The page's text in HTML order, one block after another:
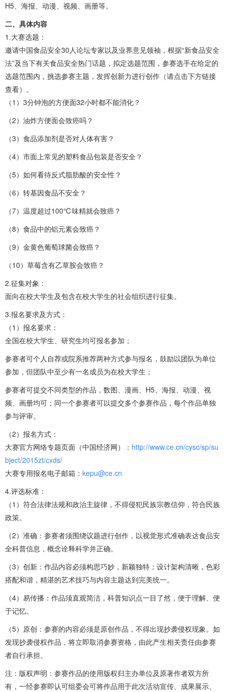
H5、海报、动漫、视频、画册等。
二、具体内容
1.大赛选题：
邀请中国食品安全30人论坛专家以及业界意见领袖，根据“新食品安全
法”及当下有关食品安全热门话题，拟定选题范围，参赛选手在给定的
选题范围内，挑选参赛主题，发挥创新力进行创作（请点击下方链接
查看）。
（1）3分钟泡的方便面32小时都不能消化？
（2）油炸方便面会致癌吗？
（3）食品添加剂是否对人体有害？
（4）市面上常见的塑料食品包装是否安全？
（5）如何看待反式脂肪酸的安全性？
（6）转基因食品不安全？
（7）温度超过100℃味精就会致癌？
（8）食品中的铝元素会致癌？
（9）金黄色葡萄球菌会致癌？
（10）草莓含有乙草胺会致癌？
2.征集对象：
面向在校大学生及包含在校大学生的社会组织进行征集。
3.报名要求及方式：
（1）报名要求：
全国在校大学生、研究生均可报名参加；
参赛者可个人自荐或院系推荐两种方式参与报名，鼓励以团队为单位
参加，但团队中至少有一名成员为在校大学生；
参赛者可提交不同类型的作品，数图、漫画、H5、海报、动漫、视
频、画册均可；同一个参赛者可以提交多个参赛作品，每个作品单独
参与评审。
（2）报名方式：
大赛官方网络专题页面（中国经济网）： http://www.ce.cn/cysc/sp/su
bject/2015zt/cxds/
大赛专用报名电子邮箱： kepu@ce.cn
4.评选标准：
（1）符合法律法规和政治主旋律，不得侵犯民族宗教信仰，符合民族
政策。
（2）准确：参赛者须围绕议题进行创作，以视觉形式准确表达食品安
全科普信息，概念诠释科学并正确。
（3）创新：作品内容必须构思巧妙，新颖独特；设计架构清晰，色彩
搭配和谐，精湛的艺术技巧与内容主题达到完美统一。
（4）易传播：作品须直观简洁，科普知识点一目了然，便于理解、便
于记忆。
（5）原创：参赛的内容必须是原创作品，不得出现抄袭侵权现象。如
发现抄袭侵权作品，将立即取消参赛资格，由此产生相关责任由参赛
者自行承担。
注：版权声明：参赛作品的使用版权归主办单位及原著作者双方所
有，一经参赛即认可组委会可将作品用于此次活动宣传、成果展示、